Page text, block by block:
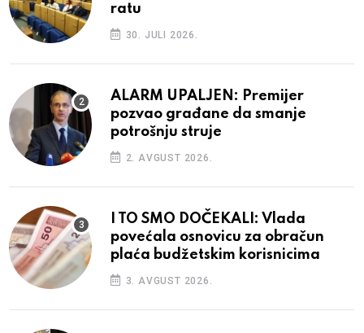
ratu
30. JULI 2026.
ALARM UPALJEN: Premijer
pozvao građane da smanje
potrošnju struje
2. AVGUST 2026.
I TO SMO DOČEKALI: Vlada
povećala osnovicu za obračun
plaća budžetskim korisnicima
3. AVGUST 2026.